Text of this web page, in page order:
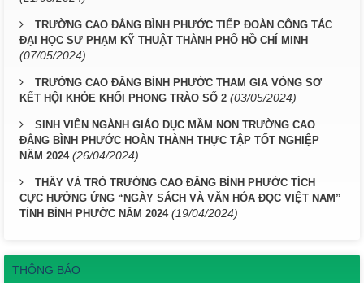
TRƯỜNG CAO ĐẲNG BÌNH PHƯỚC TIẾP ĐOÀN CÔNG TÁC
ĐẠI HỌC SƯ PHẠM KỸ THUẬT THÀNH PHỐ HỒ CHÍ MINH
(07/05/2024)
TRƯỜNG CAO ĐẲNG BÌNH PHƯỚC THAM GIA VÒNG SƠ
KẾT HỘI KHỎE KHỐI PHONG TRÀO SỐ 2 (03/05/2024)
SINH VIÊN NGÀNH GIÁO DỤC MẦM NON TRƯỜNG CAO
ĐẲNG BÌNH PHƯỚC HOÀN THÀNH THỰC TẬP TỐT NGHIỆP
NĂM 2024 (26/04/2024)
THẦY VÀ TRÒ TRƯỜNG CAO ĐẲNG BÌNH PHƯỚC TÍCH
CỰC HƯỞNG ỨNG “NGÀY SÁCH VÀ VĂN HÓA ĐỌC VIỆT NAM”
TỈNH BÌNH PHƯỚC NĂM 2024 (19/04/2024)
THÔNG BÁO